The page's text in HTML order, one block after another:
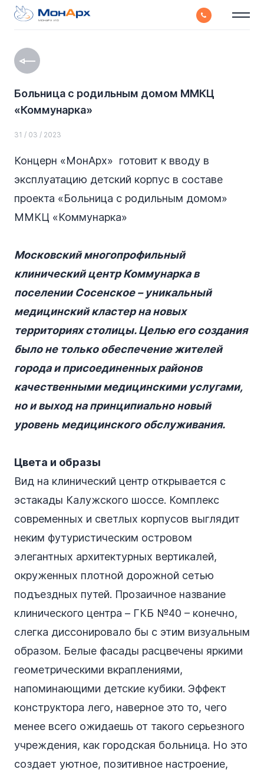
МОНАРХ И О
Больница с родильным домом ММКЦ
«Коммунарка»
31 / 03 / 2023
Концерн «МонАрх» готовит к вводу в
эксплуатацию детский корпус в составе
проекта «Больница с родильным домом»
ММКЦ «Коммунарка»
Московский многопрофильный
клинический центр Коммунарка в
поселении Сосенское – уникальный
медицинский кластер на новых
территориях столицы. Целью его создания
было не только обеспечение жителей
города и присоединенных районов
качественными медицинскими услугами,
но и выход на принципиально новый
уровень медицинского обслуживания.
Цвета и образы
Вид на клинический центр открывается с
эстакады Калужского шоссе. Комплекс
современных и светлых корпусов выглядит
неким футуристическим островом
элегантных архитектурных вертикалей,
окруженных плотной дорожной сетью
подъездных путей. Прозаичное название
клинического центра – ГКБ №40 – конечно,
слегка диссонировало бы с этим визуальным
образом. Белые фасады расцвечены яркими
геометрическими вкраплениями,
напоминающими детские кубики. Эффект
конструктора лего, наверное это то, чего
менее всего ожидаешь от такого серьезного
учреждения, как городская больница. Но это
создает уютное, позитивное настроение,